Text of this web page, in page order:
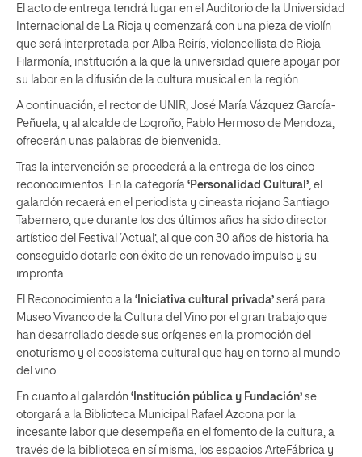
El acto de entrega tendrá lugar en el Auditorio de la Universidad
Internacional de La Rioja y comenzará con una pieza de violín
que será interpretada por Alba Reirís, violoncellista de Rioja
Filarmonía, institución a la que la universidad quiere apoyar por
su labor en la difusión de la cultura musical en la región.
A continuación, el rector de UNIR, José María Vázquez García-
Peñuela, y al alcalde de Logroño, Pablo Hermoso de Mendoza,
ofrecerán unas palabras de bienvenida.
Tras la intervención se procederá a la entrega de los cinco
reconocimientos. En la categoría ‘Personalidad Cultural’ , el
galardón recaerá en el periodista y cineasta riojano Santiago
Tabernero, que durante los dos últimos años ha sido director
artístico del Festival ‘Actual’, al que con 30 años de historia ha
conseguido dotarle con éxito de un renovado impulso y su
impronta.
El Reconocimiento a la ‘Iniciativa cultural privada’ será para
Museo Vivanco de la Cultura del Vino por el gran trabajo que
han desarrollado desde sus orígenes en la promoción del
enoturismo y el ecosistema cultural que hay en torno al mundo
del vino.
En cuanto al galardón ‘Institución pública y Fundación’ se
otorgará a la Biblioteca Municipal Rafael Azcona por la
incesante labor que desempeña en el fomento de la cultura, a
través de la biblioteca en sí misma, los espacios ArteFábrica y